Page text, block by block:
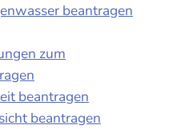
beantragen
zum
beantragen
beantragen